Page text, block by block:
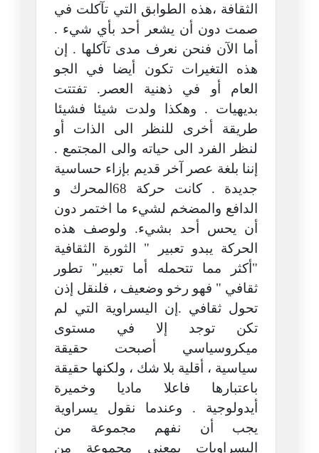
الثقافة ،هذه الطوابق التي تآكلت في
صمت دون أن يشعر أحد بأي شيء .
أما الآن فنحن نعرف مدى تآكلها . إن
هذه التغيرات تكون أيضا في الجو
العام أو في ذهنية العصر. تفتتت
بديهيات . وهكذا ولدت شيئا فشيئا
طريقة أخرى للنظر الى الذات أو
لنظر الفرد الى حياته والى المجتمع .
إننا بلغة عصر آخر قديم بإزاء حساسية
جديدة . كانت حركة 68المحرك و
الدافع والمضخم لشيء ما اختمر دون
أن يحس أحد بشيء. ولوصف هذه
الحركة يبدو تعبير " الثورة الثقافية
"أكثر مما تتحمله أما تعبير" تطور
ثقافي " فهو رخو وضعيف ، فلنقل إذن
تحول ثقافي .إن اليسراوية التي لم
تكن توجد إلا في مستوى
ميكروسياسي أصبحت حقيقة
سياسية ، أقلية بلا شك ، ولكنها حقيقة
باعتبارها فاعلا ماديا وخميرة
أيدولوجية . وعندما نقول يسراوية
يجب أن نفهم مجموعة من
اليسراويات بمعنى مجموعة من